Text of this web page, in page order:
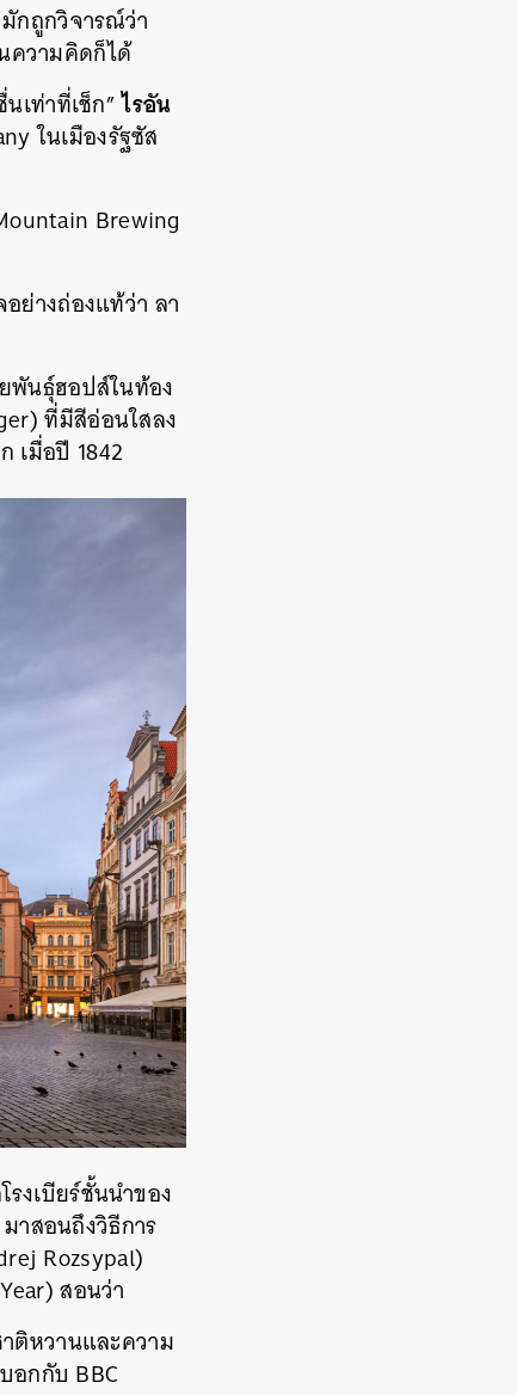
กถูกวิจารณ์ว่า
ความคิดก็ได้
เท่าที่เช็ก”ไรอัน
ในเมืองรัฐซัส
Brewing
ย่างถ่องแท้ว่า ลา
พันธุ์ฮอปส์ในท้อง
ที่มีสีอ่อนใสลง
เมื่อปี 1842
งเบียร์ชั้นนำของ
าสอนถึงวิธีการ
Rozsypal)
สอนว่า
ติหวานและความ
อกกับ BBC